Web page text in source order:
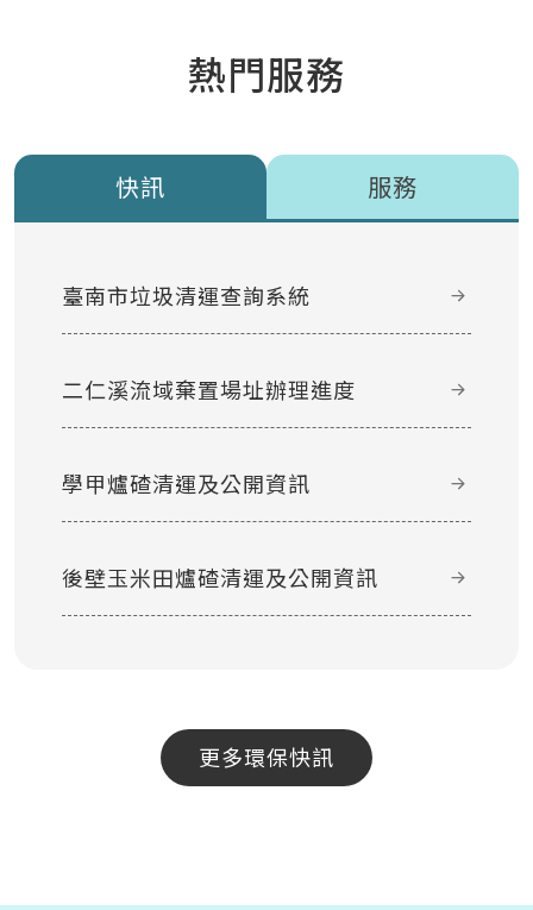
熱門服務
快訊 服務
臺南市垃圾清運查詢系統
二仁溪流域棄置場址辦理進度
學甲爐碴清運及公開資訊
後壁玉米田爐碴清運及公開資訊
更多環保快訊